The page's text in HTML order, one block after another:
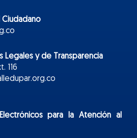
Ciudadano
Legales y de Transparencia
116
ónicospara la Atención al